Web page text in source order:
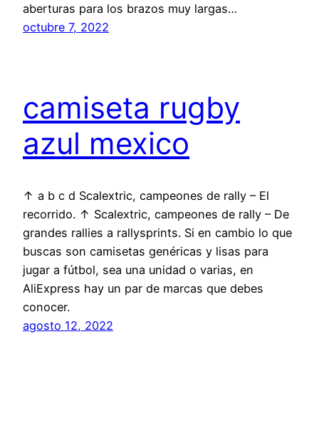
aberturas para los brazos muy largas…
octubre 7, 2022
camiseta rugby
azul mexico
↑ a b c d Scalextric, campeones de rally – El
recorrido. ↑ Scalextric, campeones de rally – De
grandes rallies a rallysprints. Si en cambio lo que
buscas son camisetas genéricas y lisas para
jugar a fútbol, sea una unidad o varias, en
AliExpress hay un par de marcas que debes
conocer.
agosto 12, 2022